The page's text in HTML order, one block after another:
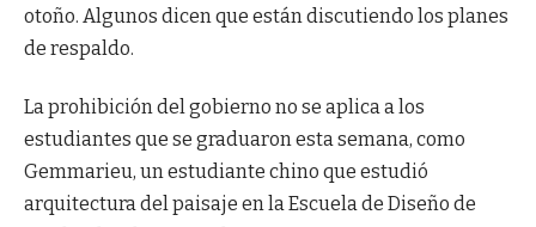
otoño. Algunos dicen que están discutiendo los planes
de respaldo.
La prohibición del gobierno no se aplica a los
estudiantes que se graduaron esta semana, como
Gemmarieu, un estudiante chino que estudió
arquitectura del paisaje en la Escuela de Diseño de